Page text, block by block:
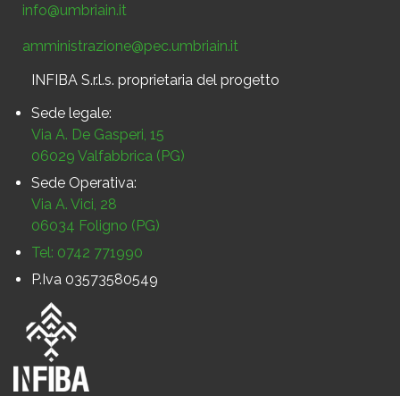
info@umbriain.it
amministrazione@pec.umbriain.it
INFIBA S.r.l.s. proprietaria del progetto
Sede legale:
Via A. De Gasperi, 15
06029 Valfabbrica (PG)
Sede Operativa:
Via A. Vici, 28
06034 Foligno (PG)
Tel: 0742 771990
P.Iva 03573580549